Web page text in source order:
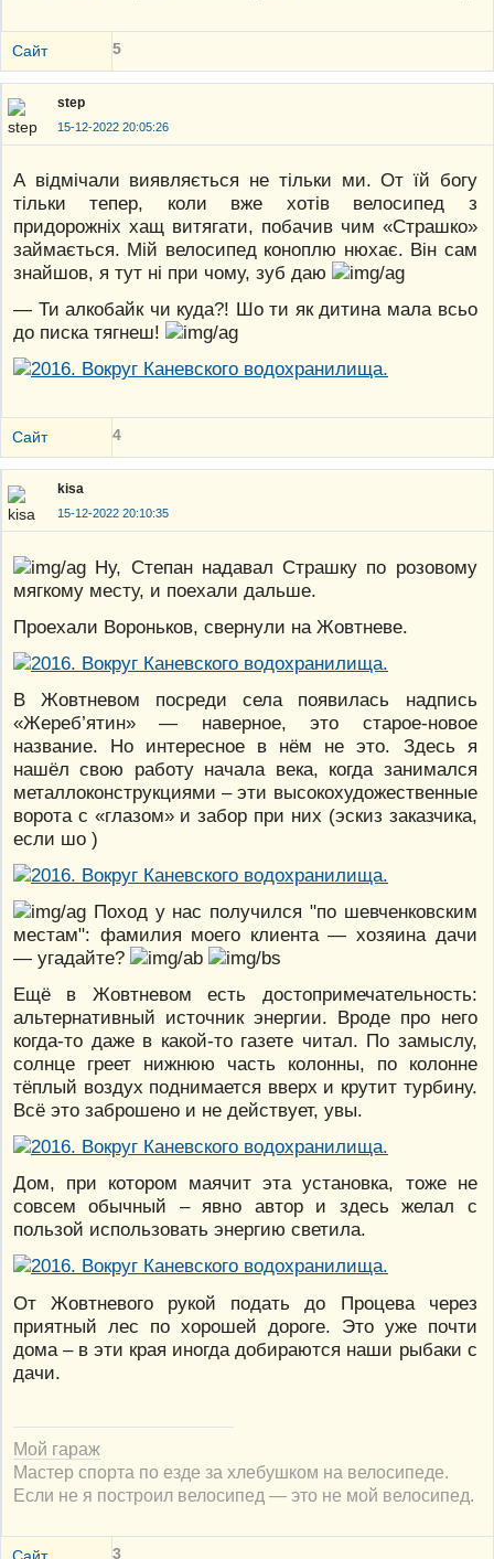
Сайт 5
step
15-12-2022 20:05:26
А відмічали виявляється не тільки ми. От їй богу
тільки тепер, коли вже хотів велосипед з
придорожніх хащ витягати, побачив чим «Страшко»
займається. Мій велосипед коноплю нюхає. Він сам
знайшов, я тут ні при чому, зуб даю
— Ти алкобайк чи куда?! Шо ти як дитина мала всьо
до писка тягнеш!
Сайт 4
kisa
15-12-2022 20:10:35
Ну, Степан надавал Страшку по розовому
мягкому месту, и поехали дальше.
Проехали Вороньков, свернули на Жовтневе.
В Жовтневом посреди села появилась надпись
«Жереб’ятин» — наверное, это старое-новое
название. Но интересное в нём не это. Здесь я
нашёл свою работу начала века, когда занимался
металлоконструкциями – эти высокохудожественные
ворота с «глазом» и забор при них (эскиз заказчика,
если шо )
Поход у нас получился "по шевченковским
местам": фамилия моего клиента — хозяина дачи
— угадайте?
Ещё в Жовтневом есть достопримечательность:
альтернативный источник энергии. Вроде про него
когда-то даже в какой-то газете читал. По замыслу,
солнце греет нижнюю часть колонны, по колонне
тёплый воздух поднимается вверх и крутит турбину.
Всё это заброшено и не действует, увы.
Дом, при котором маячит эта установка, тоже не
совсем обычный – явно автор и здесь желал с
пользой использовать энергию светила.
От Жовтневого рукой подать до Процева через
приятный лес по хорошей дороге. Это уже почти
дома – в эти края иногда добираются наши рыбаки с
дачи.
Мой гараж
Мастер спорта по езде за хлебушком на велосипеде.
Если не я построил велосипед — это не мой велосипед.
3